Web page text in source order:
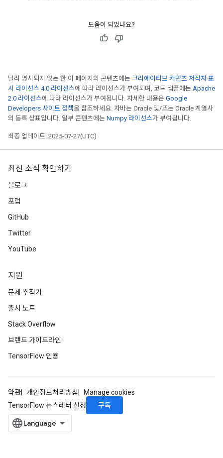
도움이 되었나요?
달리 명시되지 않는 한 이 페이지의 콘텐츠에는 크리에이티브 커먼즈 저작자 표
시 라이선스 4.0 라이선스에 따라 라이선스가 부여되며, 코드 샘플에는 Apache
2.0 라이선스에 따라 라이선스가 부여됩니다. 자세한 내용은 Google
Developers 사이트 정책을 참조하세요. 자바는 Oracle 및/또는 Oracle 계열사
의 등록 상표입니다. 일부 콘텐츠에는 Numpy 라이선스가 부여됩니다.
최종 업데이트: 2025-07-27(UTC)
최신 소식 확인하기
블로그
포럼
GitHub
Twitter
YouTube
지원
문제 추적기
출시 노트
Stack Overflow
브랜드 가이드라인
TensorFlow 인용
약관 개인정보처리방침
Manage cookies
TensorFlow 뉴스레터 신청
구독